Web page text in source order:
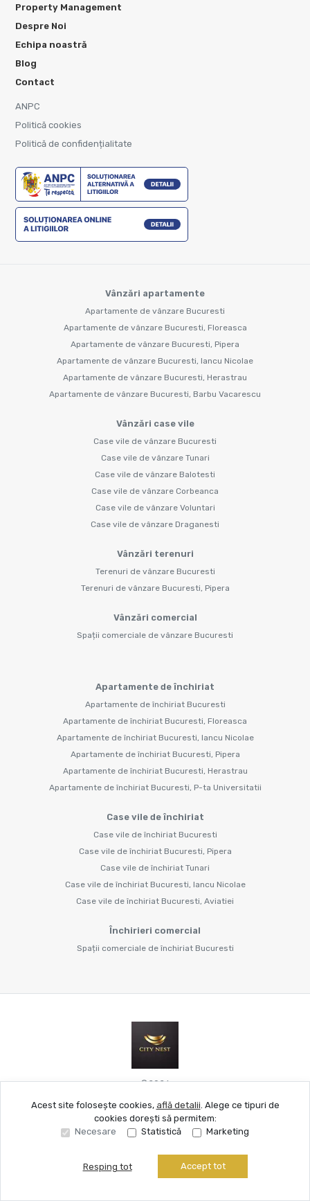
Sună acum Solicită vizionare
Property Management
Despre Noi
Echipa noastră
Blog
Contact
ANPC
Politică cookies
Politică de confidențialitate
Vânzări apartamente
Apartamente de vânzare Bucuresti
Apartamente de vânzare Bucuresti, Floreasca
Apartamente de vânzare Bucuresti, Pipera
Apartamente de vânzare Bucuresti, Iancu Nicolae
Apartamente de vânzare Bucuresti, Herastrau
Apartamente de vânzare Bucuresti, Barbu Vacarescu
Vânzări case vile
Case vile de vânzare Bucuresti
Case vile de vânzare Tunari
Case vile de vânzare Balotesti
Case vile de vânzare Corbeanca
Case vile de vânzare Voluntari
Case vile de vânzare Draganesti
Vânzări terenuri
Terenuri de vânzare Bucuresti
Terenuri de vânzare Bucuresti, Pipera
Vânzări comercial
Spații comerciale de vânzare Bucuresti
Apartamente de închiriat
Apartamente de închiriat Bucuresti
Apartamente de închiriat Bucuresti, Floreasca
Apartamente de închiriat Bucuresti, Iancu Nicolae
Apartamente de închiriat Bucuresti, Pipera
Apartamente de închiriat Bucuresti, Herastrau
Apartamente de închiriat Bucuresti, P-ta Universitatii
Case vile de închiriat
Case vile de închiriat Bucuresti
Case vile de închiriat Bucuresti, Pipera
Case vile de închiriat Tunari
Case vile de închiriat Bucuresti, Iancu Nicolae
Case vile de închiriat Bucuresti, Aviatiei
Închirieri comercial
Spații comerciale de închiriat Bucuresti
©2026
Site creat în
Acest site folosește cookies, află detalii. Alege ce tipuri de
cookies dorești să permitem:
Necesare
Statistică Marketing
Resping tot Accept tot